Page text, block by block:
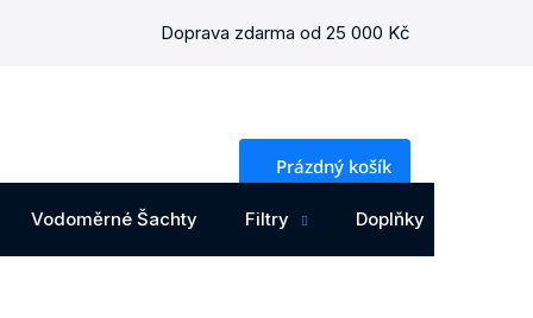
Doprava zdarma od 25 000 Kč
NÁKUPNÍ
Prázdný košík
Vodoměrné Šachty Filtry Doplňky